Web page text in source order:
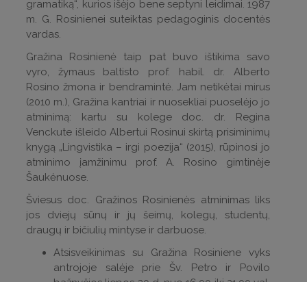
gramatiką“, kurios išėjo bene septyni leidimai. 1987
m. G. Rosinienei suteiktas pedagoginis docentės
vardas.
Gražina Rosinienė taip pat buvo ištikima savo
vyro, žymaus baltisto prof. habil. dr. Alberto
Rosino žmona ir bendramintė. Jam netikėtai mirus
(2010 m.), Gražina kantriai ir nuosekliai puoselėjo jo
atminimą: kartu su kolege doc. dr. Regina
Venckute išleido Albertui Rosinui skirtą prisiminimų
knygą „Lingvistika – irgi poezija“ (2015), rūpinosi jo
atminimo įamžinimu prof. A. Rosino gimtinėje
Šaukėnuose.
Šviesus doc. Gražinos Rosinienės atminimas liks
jos dviejų sūnų ir jų šeimų, kolegų, studentų,
draugų ir bičiulių mintyse ir darbuose.
Atsisveikinimas su Gražina Rosiniene vyks
antrojoje salėje prie Šv. Petro ir Povilo